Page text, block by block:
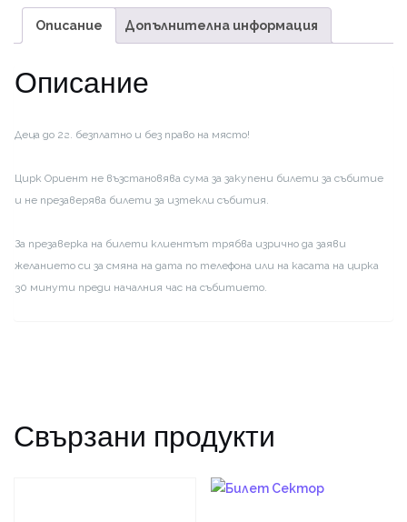
Описание Допълнителна информация
Описание
Деца до 2г. безплатно и без право на място!
Цирк Ориент не възстановява сума за закупени билети за събитие
и не презаверява билети за изтекли събития.
За презаверка на билети клиентът трябва изрично да заяви
желанието си за смяна на дата по телефона или на касата на цирка
30 минути преди началния час на събитието.
Свързани продукти